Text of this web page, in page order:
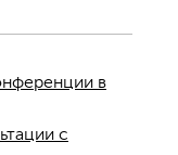
в
с